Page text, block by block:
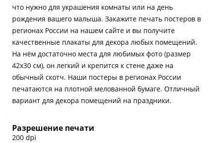
что нужно для украшения комнаты или на день
рождения вашего малыша. Закажите печать постеров в
регионах России на нашем сайте и вы получите
качественные плакаты для декора любых помещений.
На нём достаточно места для любимых фото (размер
42х30 см), он легкий и крепится к стене даже на
обычный скотч. Наши постеры в регионах России
печатаются на плотной мелованной бумаге. Отличный
вариант для декора помещений на праздники.
Разрешение печати
200 dpi